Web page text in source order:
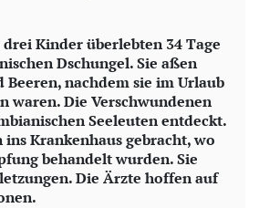
Kinder überlebten 34 Tage
Dschungel. Sie aßen
nachdem sie im Urlaub
waren. Die Verschwundenen
Seeleuten entdeckt.
Krankenhaus gebracht, wo
behandelt wurden. Sie
Die Ärzte hoffen auf